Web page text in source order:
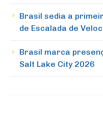
Brasil sedia a
de Escalada de
Brasil marca
Salt Lake City 2026